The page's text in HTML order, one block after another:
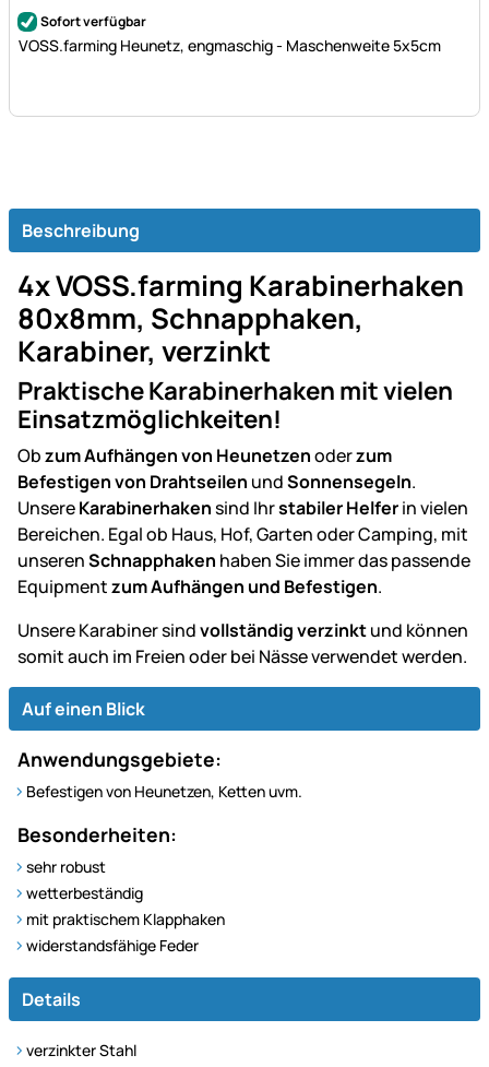
Noch keine Bewertungen abgegeben
Sofort verfügbar
VOSS.farming Heunetz, engmaschig - Maschenweite 5x5cm
Beschreibung
4x VOSS.farming Karabinerhaken
80x8mm, Schnapphaken,
Karabiner, verzinkt
Praktische Karabinerhaken mit vielen
Einsatzmöglichkeiten!
Obzum Aufhängen von Heunetzenoderzum
Befestigen von Drahtseilen undSonnensegeln.
UnsereKarabinerhakensind Ihrstabiler Helferin vielen
Bereichen. Egal ob Haus, Hof, Garten oder Camping, mit
unserenSchnapphaken haben Sie immer das passende
Equipmentzum Aufhängen und Befestigen.
Unsere Karabiner sindvollständig verzinktund können
somit auch im Freien oder bei Nässe verwendet werden.
Auf einen Blick
Anwendungsgebiete:
Befestigen von Heunetzen, Ketten uvm.
Besonderheiten:
sehr robust
wetterbeständig
mit praktischem Klapphaken
widerstandsfähige Feder
Details
verzinkter Stahl